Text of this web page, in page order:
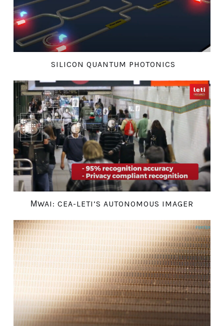
SILICON QUANTUM PHOTONICS
ΜWAI: CEA-LETI’S AUTONOMOUS IMAGER